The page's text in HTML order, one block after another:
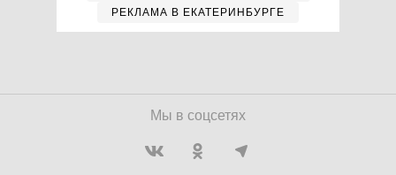
РЕКЛАМА В ЕКАТЕРИНБУРГЕ
Мы в соцсетях